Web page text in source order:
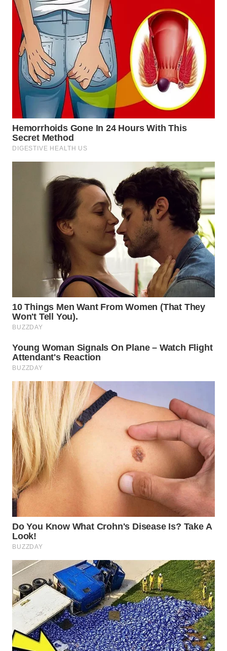
WN DELI
SERDANG
WN
TEBING
TINGGI
PAKPAK
WN
KARAWANG
UTARA
SAMOSIR
PADANG
LAWAS
WN
SUMEDANG
WN
CIANJUR
WN
TANGERANG
WN
BINJAI
WN
CIREBON